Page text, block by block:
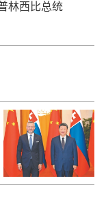
林西比总统